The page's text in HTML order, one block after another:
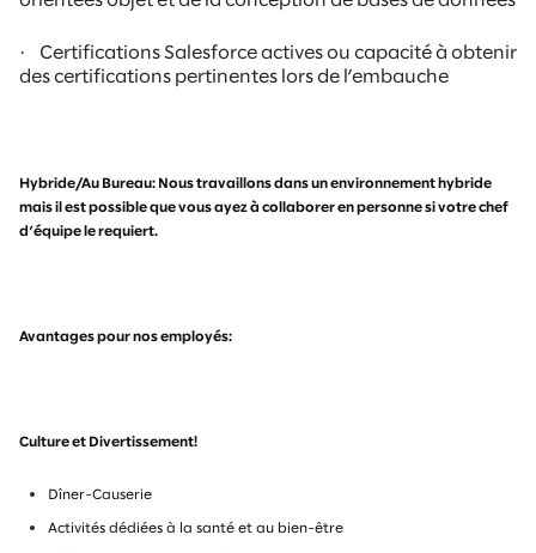
·
Certifications Salesforce actives ou capacité à obtenir
des certifications pertinentes lors de l’embauche
Hybride/Au Bureau: Nous travaillons dans un environnement hybride
mais il est possible que vous ayez à collaborer en personne si votre chef
d’équipe le requiert.
Avantages pour nos employés:
Culture et Divertissement!
Dîner-Causerie
Activités dédiées à la santé et au bien-être